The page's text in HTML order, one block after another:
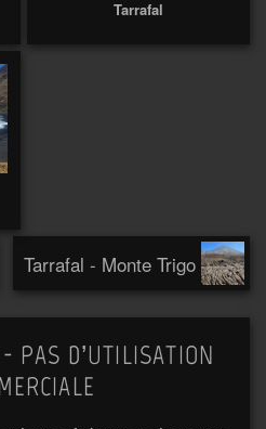
Tarrafal
Tarrafal - Monte Trigo
PAS D’UTILISATION